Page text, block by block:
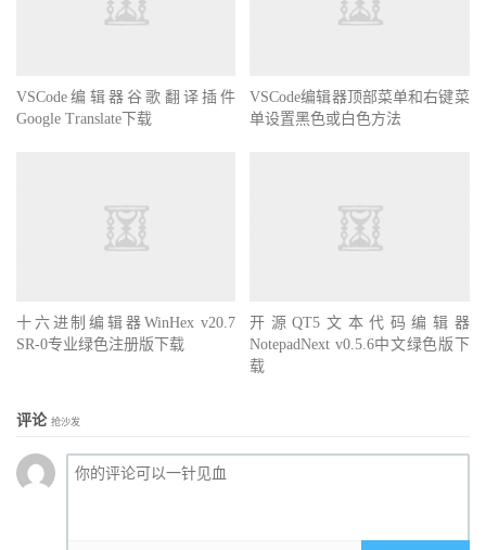
Google Translate下载
单设置黑色或白色方法
十六进制编辑器WinHex v20.7